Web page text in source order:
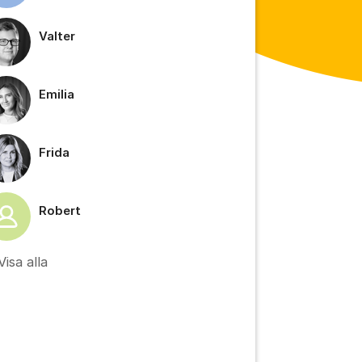
Valter
Emilia
Frida
Robert
alla